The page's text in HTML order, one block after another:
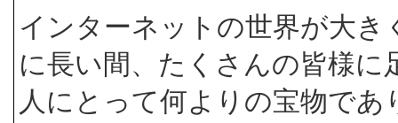
インターネットの世界が大
に長い間、たくさんの皆様
人にとって何よりの宝物で